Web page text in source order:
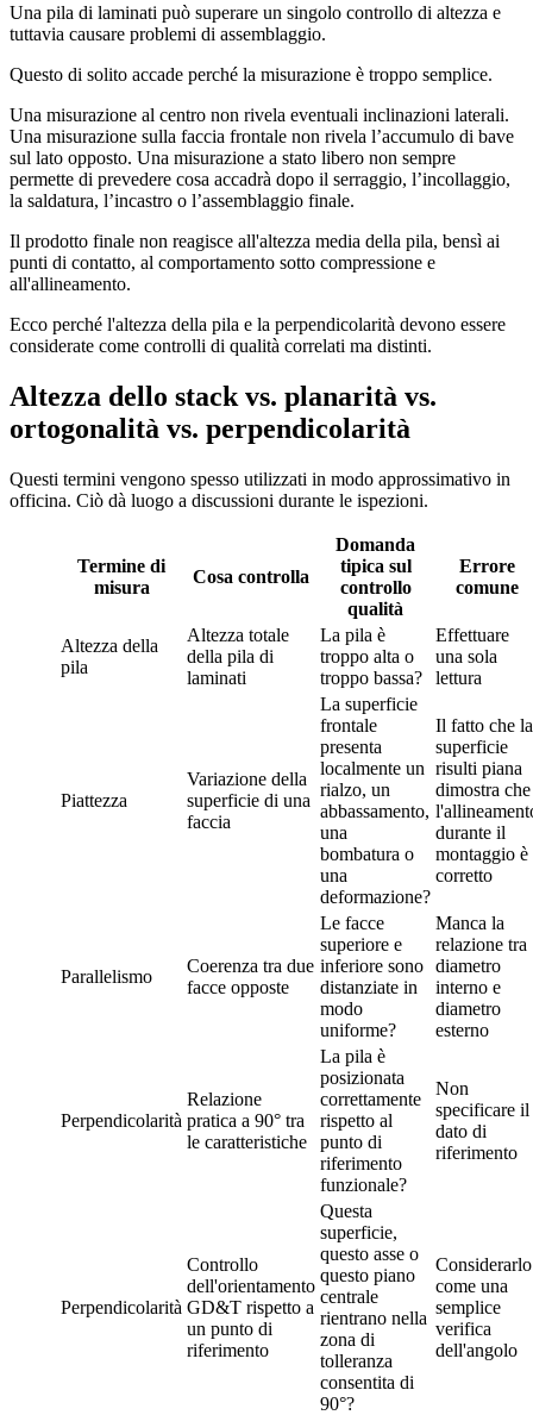
Una pila di laminati può superare un singolo controllo di altezza e
tuttavia causare problemi di assemblaggio.
Questo di solito accade perché la misurazione è troppo semplice.
Una misurazione al centro non rivela eventuali inclinazioni laterali.
Una misurazione sulla faccia frontale non rivela l’accumulo di bave
sul lato opposto. Una misurazione a stato libero non sempre
permette di prevedere cosa accadrà dopo il serraggio, l’incollaggio,
la saldatura, l’incastro o l’assemblaggio finale.
Il prodotto finale non reagisce all'altezza media della pila, bensì ai
punti di contatto, al comportamento sotto compressione e
all'allineamento.
Ecco perché l'altezza della pila e la perpendicolarità devono essere
considerate come controlli di qualità correlati ma distinti.
Altezza dello stack vs. planarità vs.
ortogonalità vs. perpendicolarità
Questi termini vengono spesso utilizzati in modo approssimativo in
officina. Ciò dà luogo a discussioni durante le ispezioni.
Termine di
misura
Cosa controlla
Domanda
tipica sul
controllo
qualità
Errore
comune
Altezza della
pila
Altezza totale
della pila di
laminati
La pila è
troppo alta o
troppo bassa?
Effettuare
una sola
lettura
Piattezza
Variazione della
superficie di una
faccia
La superficie
frontale
presenta
localmente un
rialzo, un
abbassamento,
una
bombatura o
una
deformazione?
Il fatto che la
superficie
risulti piana
dimostra che
durante il
montaggio è
corretto
Parallelismo
Coerenza tra due
facce opposte
Le facce
superiore e
inferiore sono
distanziate in
modo
uniforme?
Manca la
relazione tra
diametro
interno e
diametro
esterno
Perpendicolarità
Relazione
pratica a 90° tra
le caratteristiche
La pila è
posizionata
correttamente
rispetto al
punto di
riferimento
funzionale?
Non
specificare il
dato di
riferimento
Perpendicolarità
Controllo
dell'orientamento
GD&T rispetto a
un punto di
riferimento
Questa
superficie,
questo asse o
questo piano
centrale
rientrano nella
zona di
tolleranza
consentita di
90°?
Considerarlo
come una
semplice
verifica
dell'angolo